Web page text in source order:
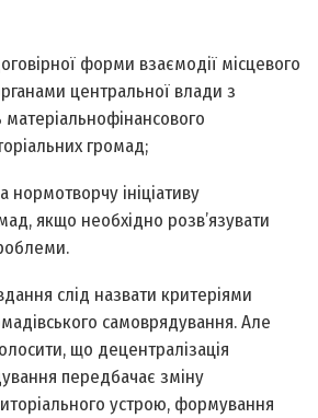
форми взаємодії місцевого
центральної влади з
громад;
нормотворчу ініціативу
якщо необхідно розв’язувати
слід назвати критеріями
самоврядування. Але
що децентралізація
передбачає зміну
устрою, формування